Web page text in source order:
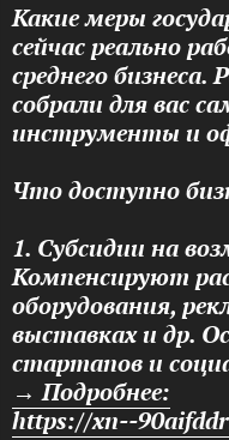
Какие меры
сейчас реально
среднего
собрали для вас
инструменты и
Что доступно
1. Субсидии на
Компенсируют
оборудования,
выставках и др.
стартапов и
→ Подробнее:
https://xn--